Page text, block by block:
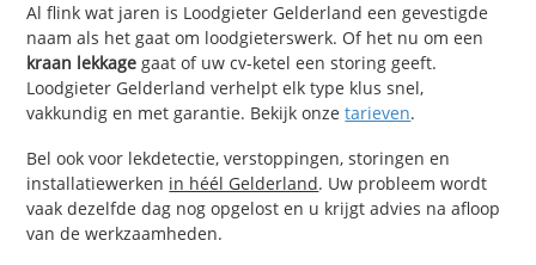
Al flink wat jaren is Loodgieter Gelderland een gevestigde
naam als het gaat om loodgieterswerk. Of het nu om een
kraan lekkage gaat of uw cv-ketel een storing geeft.
Loodgieter Gelderland verhelpt elk type klus snel,
vakkundig en met garantie. Bekijk onzetarieven.
Bel ook voor lekdetectie, verstoppingen, storingen en
installatiewerken in héél Gelderland. Uw probleem wordt
vaak dezelfde dag nog opgelost en u krijgt advies na afloop
van de werkzaamheden.